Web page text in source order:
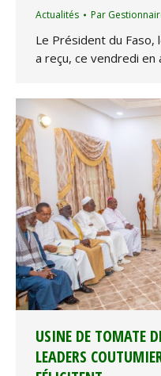
Actualités Par
Le Président du Faso,
a reçu, ce vendredi en
USINE DE TOMATE
LEADERS